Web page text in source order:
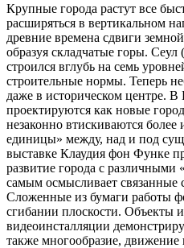
Крупные города растут все
расширяться в вертикальном
древние времена сдвиги
образуя складчатые горы.
строился вглубь на семь
строительные нормы. Теперь
даже в историческом центре.
проектируются как новые
незаконно втискиваются
единицы» между, над и под
выставке Клаудия фон Функе
развитие города с различными
самым осмысливает связанные
Сложенные из бумаги работы
сгибании плоскости. Объекты
видеоинсталляции
также многообразие, движение